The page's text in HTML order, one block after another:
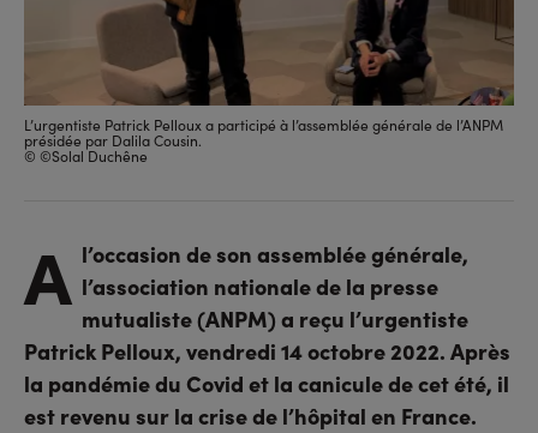
L’urgentiste Patrick Pelloux a participé à l’assemblée générale de l’ANPM
présidée par Dalila Cousin.
© ©Solal Duchêne
A l’occasion de son assemblée générale,
l’association nationale de la presse
mutualiste (ANPM) a reçu l’urgentiste
Patrick Pelloux, vendredi 14 octobre 2022. Après
la pandémie du Covid et la canicule de cet été, il
est revenu sur la crise de l’hôpital en France.